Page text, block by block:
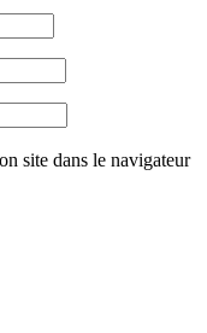
site dans le navigateur